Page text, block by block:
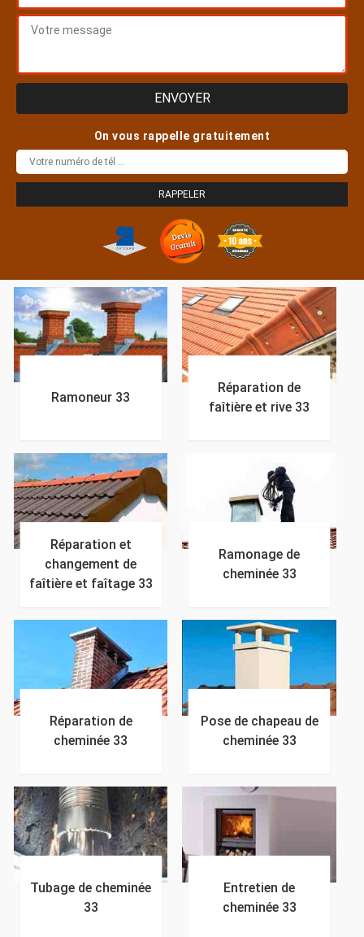
On vous rappelle gratuitement
Ramoneur 33
Réparation de
faîtière et rive 33
Réparation et
changement de
faîtière et faîtage 33
Ramonage de
cheminée 33
Réparation de
cheminée 33
Pose de chapeau de
cheminée 33
Tubage de cheminée
33
Entretien de
cheminée 33